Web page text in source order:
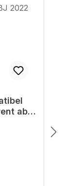
ab